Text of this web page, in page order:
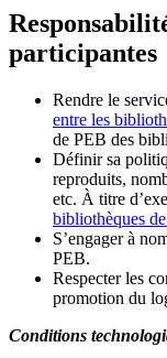
participantes
Rendre le
entre les
de PEB des
Définir sa
reproduits,
etc. À titre
bibliothèques
S’engager à
PEB.
Respecter les
promotion du
Conditions